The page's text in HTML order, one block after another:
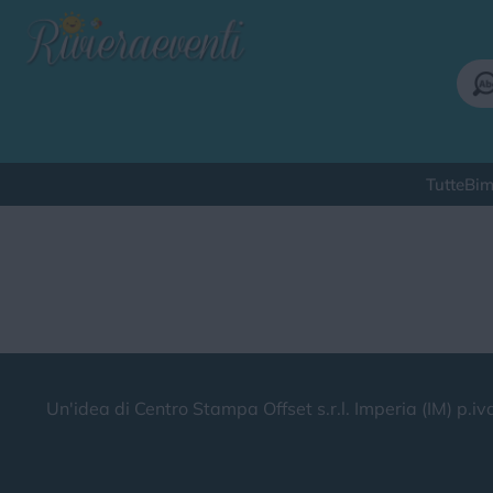
Tutte
Un'idea di Centro Stampa Offset s.r.l. Imperia (IM)